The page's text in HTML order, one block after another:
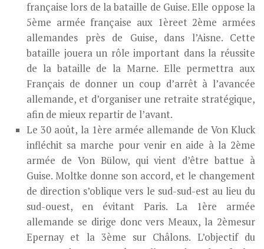
française lors de la bataille de Guise. Elle oppose la
5ème armée française aux 1èreet 2ème armées
allemandes près de Guise, dans l’Aisne. Cette
bataille jouera un rôle important dans la réussite
de la bataille de la Marne. Elle permettra aux
Français de donner un coup d’arrêt à l’avancée
allemande, et d’organiser une retraite stratégique,
afin de mieux repartir de l’avant.
Le 30 août, la 1ère armée allemande de Von Kluck
infléchit sa marche pour venir en aide à la 2ème
armée de Von Bülow, qui vient d’être battue à
Guise. Moltke donne son accord, et le changement
de direction s’oblique vers le sud-sud-est au lieu du
sud-ouest, en évitant Paris. La 1ère armée
allemande se dirige donc vers Meaux, la 2èmesur
Epernay et la 3ème sur Châlons. L’objectif du